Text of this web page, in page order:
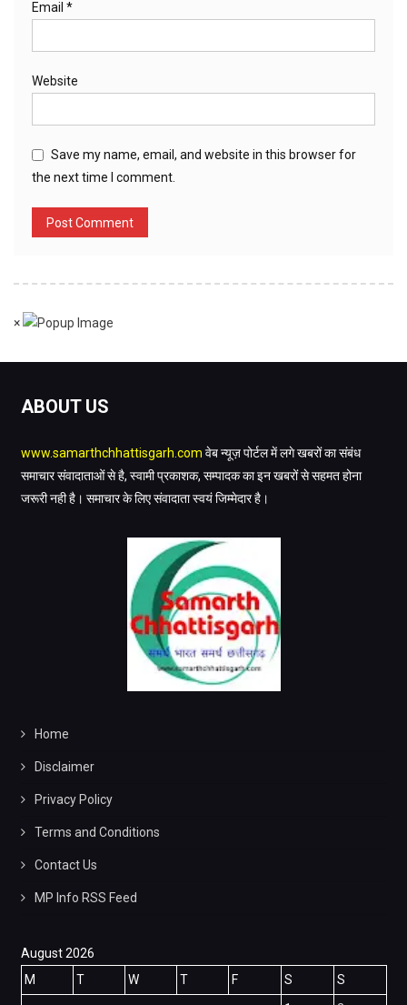
Email *
Website
Save my name, email, and website in this browser for
the next time I comment.
×
ABOUT US
www.samarthchhattisgarh.com वेब न्यूज़ पोर्टल में लगे खबरों का संबंध
समाचार संवादाताओं से है, स्वामी प्रकाशक, सम्पादक का इन खबरों से सहमत होना
जरूरी नही है। समाचार के लिए संवादाता स्वयं जिम्मेदार है।
Home
Disclaimer
Privacy Policy
Terms and Conditions
Contact Us
MP Info RSS Feed
August 2026
M
T W T F S
S